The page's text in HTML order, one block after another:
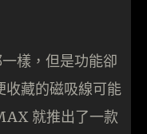
樣，但是功能卻
收藏的磁吸線可能
就推出了一款